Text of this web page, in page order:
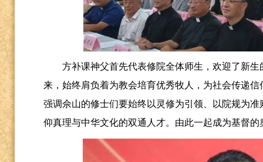
方补课神父首先代表修院全体师生，欢迎了新
来，始终肩负着为教会培育优秀牧人，为社会传递
强调佘山的修士们要始终以灵修为引领、以院规为
仰真理与中华文化的双通人才。由此一起成为基督